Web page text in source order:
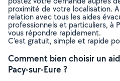
proximité de votre localisation.
relation avec tous les aides
professionnels et particuliers, à
vous répondre rapidement.
C’est gratuit, simple et rapide
Comment bien choisir un
Pacy-sur-Eure ?